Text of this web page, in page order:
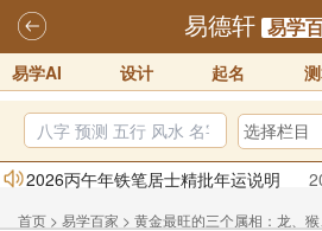
易德轩 易学
易学AI 设计 起名
2026丙午年铁笔居士精批年运说明
易德轩首席风水大师铁笔居士简介！！
首页 > 易学百家 > 黄金最旺的三个属相：龙、